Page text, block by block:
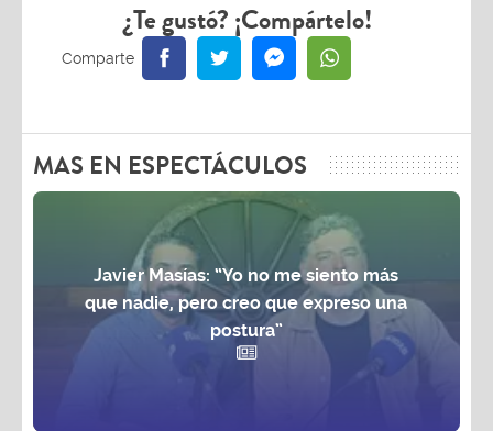
¿Te gustó? ¡Compártelo!
MAS EN ESPECTÁCULOS
Javier Masías: “Yo no me siento más
que nadie, pero creo que expreso una
postura”